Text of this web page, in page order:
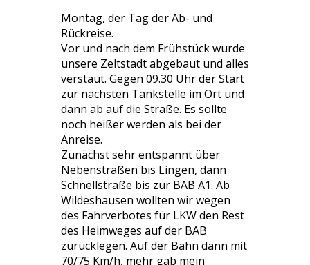
Montag, der Tag der Ab- und
Rückreise.
Vor und nach dem Frühstück wurde
unsere Zeltstadt abgebaut und alles
verstaut. Gegen 09.30 Uhr der Start
zur nächsten Tankstelle im Ort und
dann ab auf die Straße. Es sollte
noch heißer werden als bei der
Anreise.
Zunächst sehr entspannt über
Nebenstraßen bis Lingen, dann
Schnellstraße bis zur BAB A1. Ab
Wildeshausen wollten wir wegen
des Fahrverbotes für LKW den Rest
des Heimweges auf der BAB
zurücklegen. Auf der Bahn dann mit
70/75 Km/h, mehr gab mein